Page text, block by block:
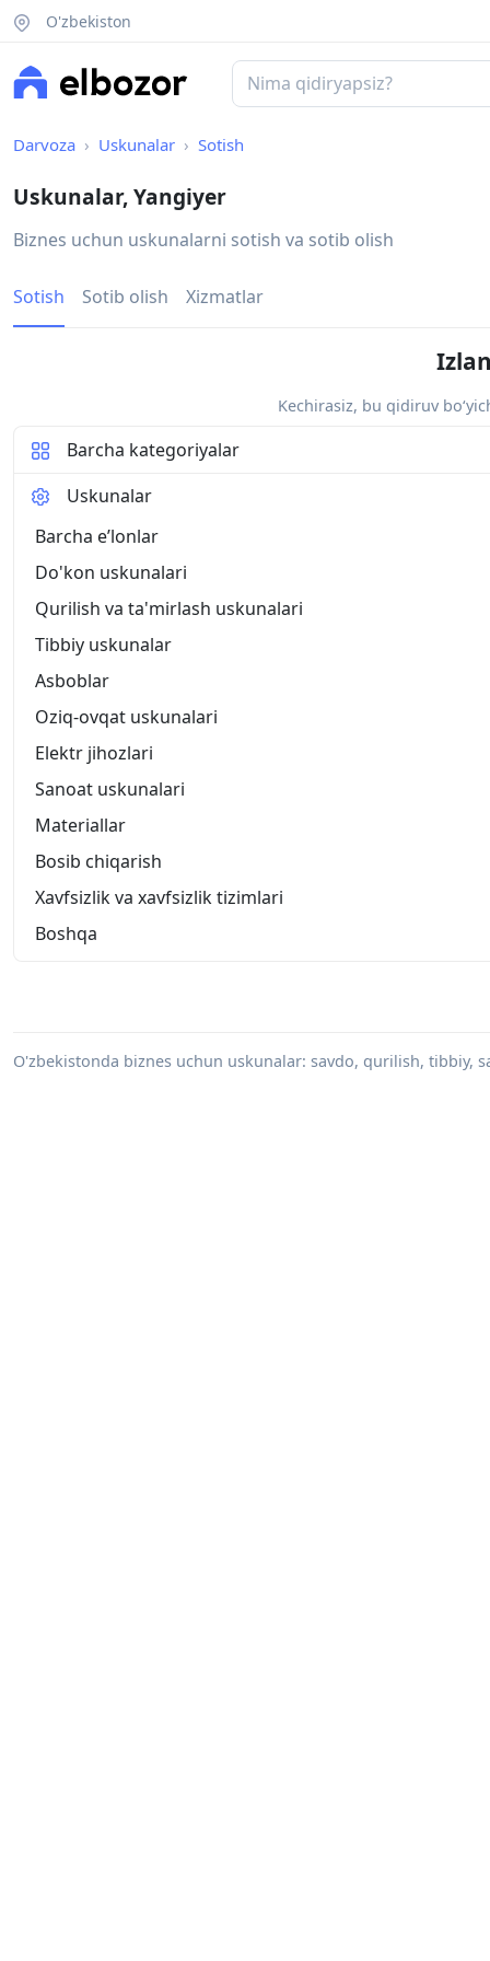
O'zbekiston
Darvoza Uskunalar Sotish
Uskunalar, Yangiyer
Biznes uchun uskunalarni sotish va sotib olish
Sotish Sotib olish Xizmatlar
Kechirasiz, bu qidiruv
Barcha kategoriyalar
Uskunalar
Barcha eʼlonlar
Do'kon uskunalari
Qurilish va ta'mirlash uskunalari
Tibbiy uskunalar
Asboblar
Oziq-ovqat uskunalari
Elektr jihozlari
Sanoat uskunalari
Materiallar
Bosib chiqarish
Xavfsizlik va xavfsizlik tizimlari
Boshqa
O'zbekistonda biznes uchun uskunalar: savdo, qurilish, tibbiy,